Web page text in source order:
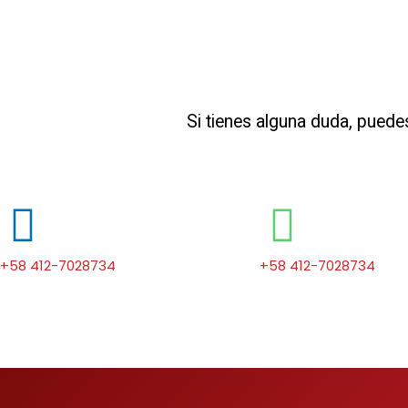
Si tienes alguna duda,
+58 412-7028734 +58 412-7028734